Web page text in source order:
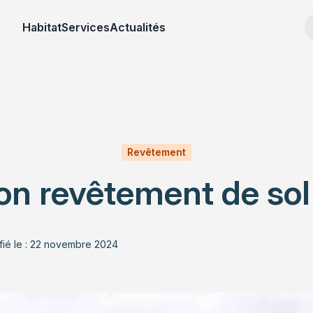
HabitatServicesActualités
Revêtement
revêtement de
le : 22 novembre 2024